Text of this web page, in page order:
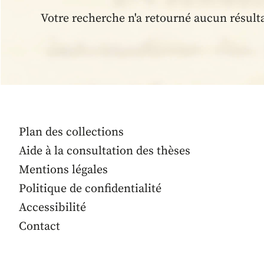
Votre recherche n'a retourné aucun
Plan des collections
Aide à la consultation des thèses
Mentions légales
Politique de confidentialité
Accessibilité
Contact